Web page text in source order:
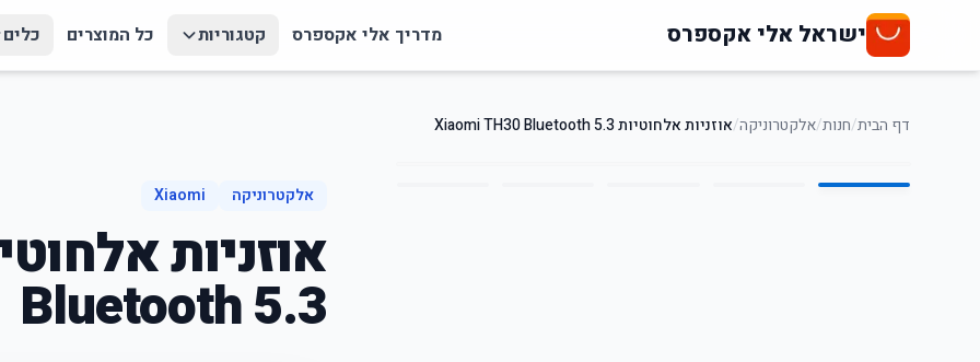
ישראל אלי אקספרס מדריך אלי אקספרס קטגוריות כל המוצרים כלים
דף הבית/חנות/אלקטרוניקה/אוזניות אלחוטיות Xiaomi TH30 Bluetooth 5.3
1
/
5
אלקטרוניקה Xiaomi
Bluetooth 5.3